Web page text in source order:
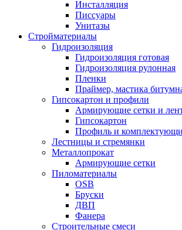
Инсталляция
Писсуары
Унитазы
Стройматериалы
Гидроизоляция
Гидроизоляция готовая
Гидроизоляция рулонная
Пленки
Праймер, мастика
Гипсокартон и профили
Армирующие сетки и
Гипсокартон
Профиль и
Лестницы и стремянки
Металлопрокат
Армирующие сетки
Пиломатериалы
OSB
Бруски
ДВП
Фанера
Строительные смеси